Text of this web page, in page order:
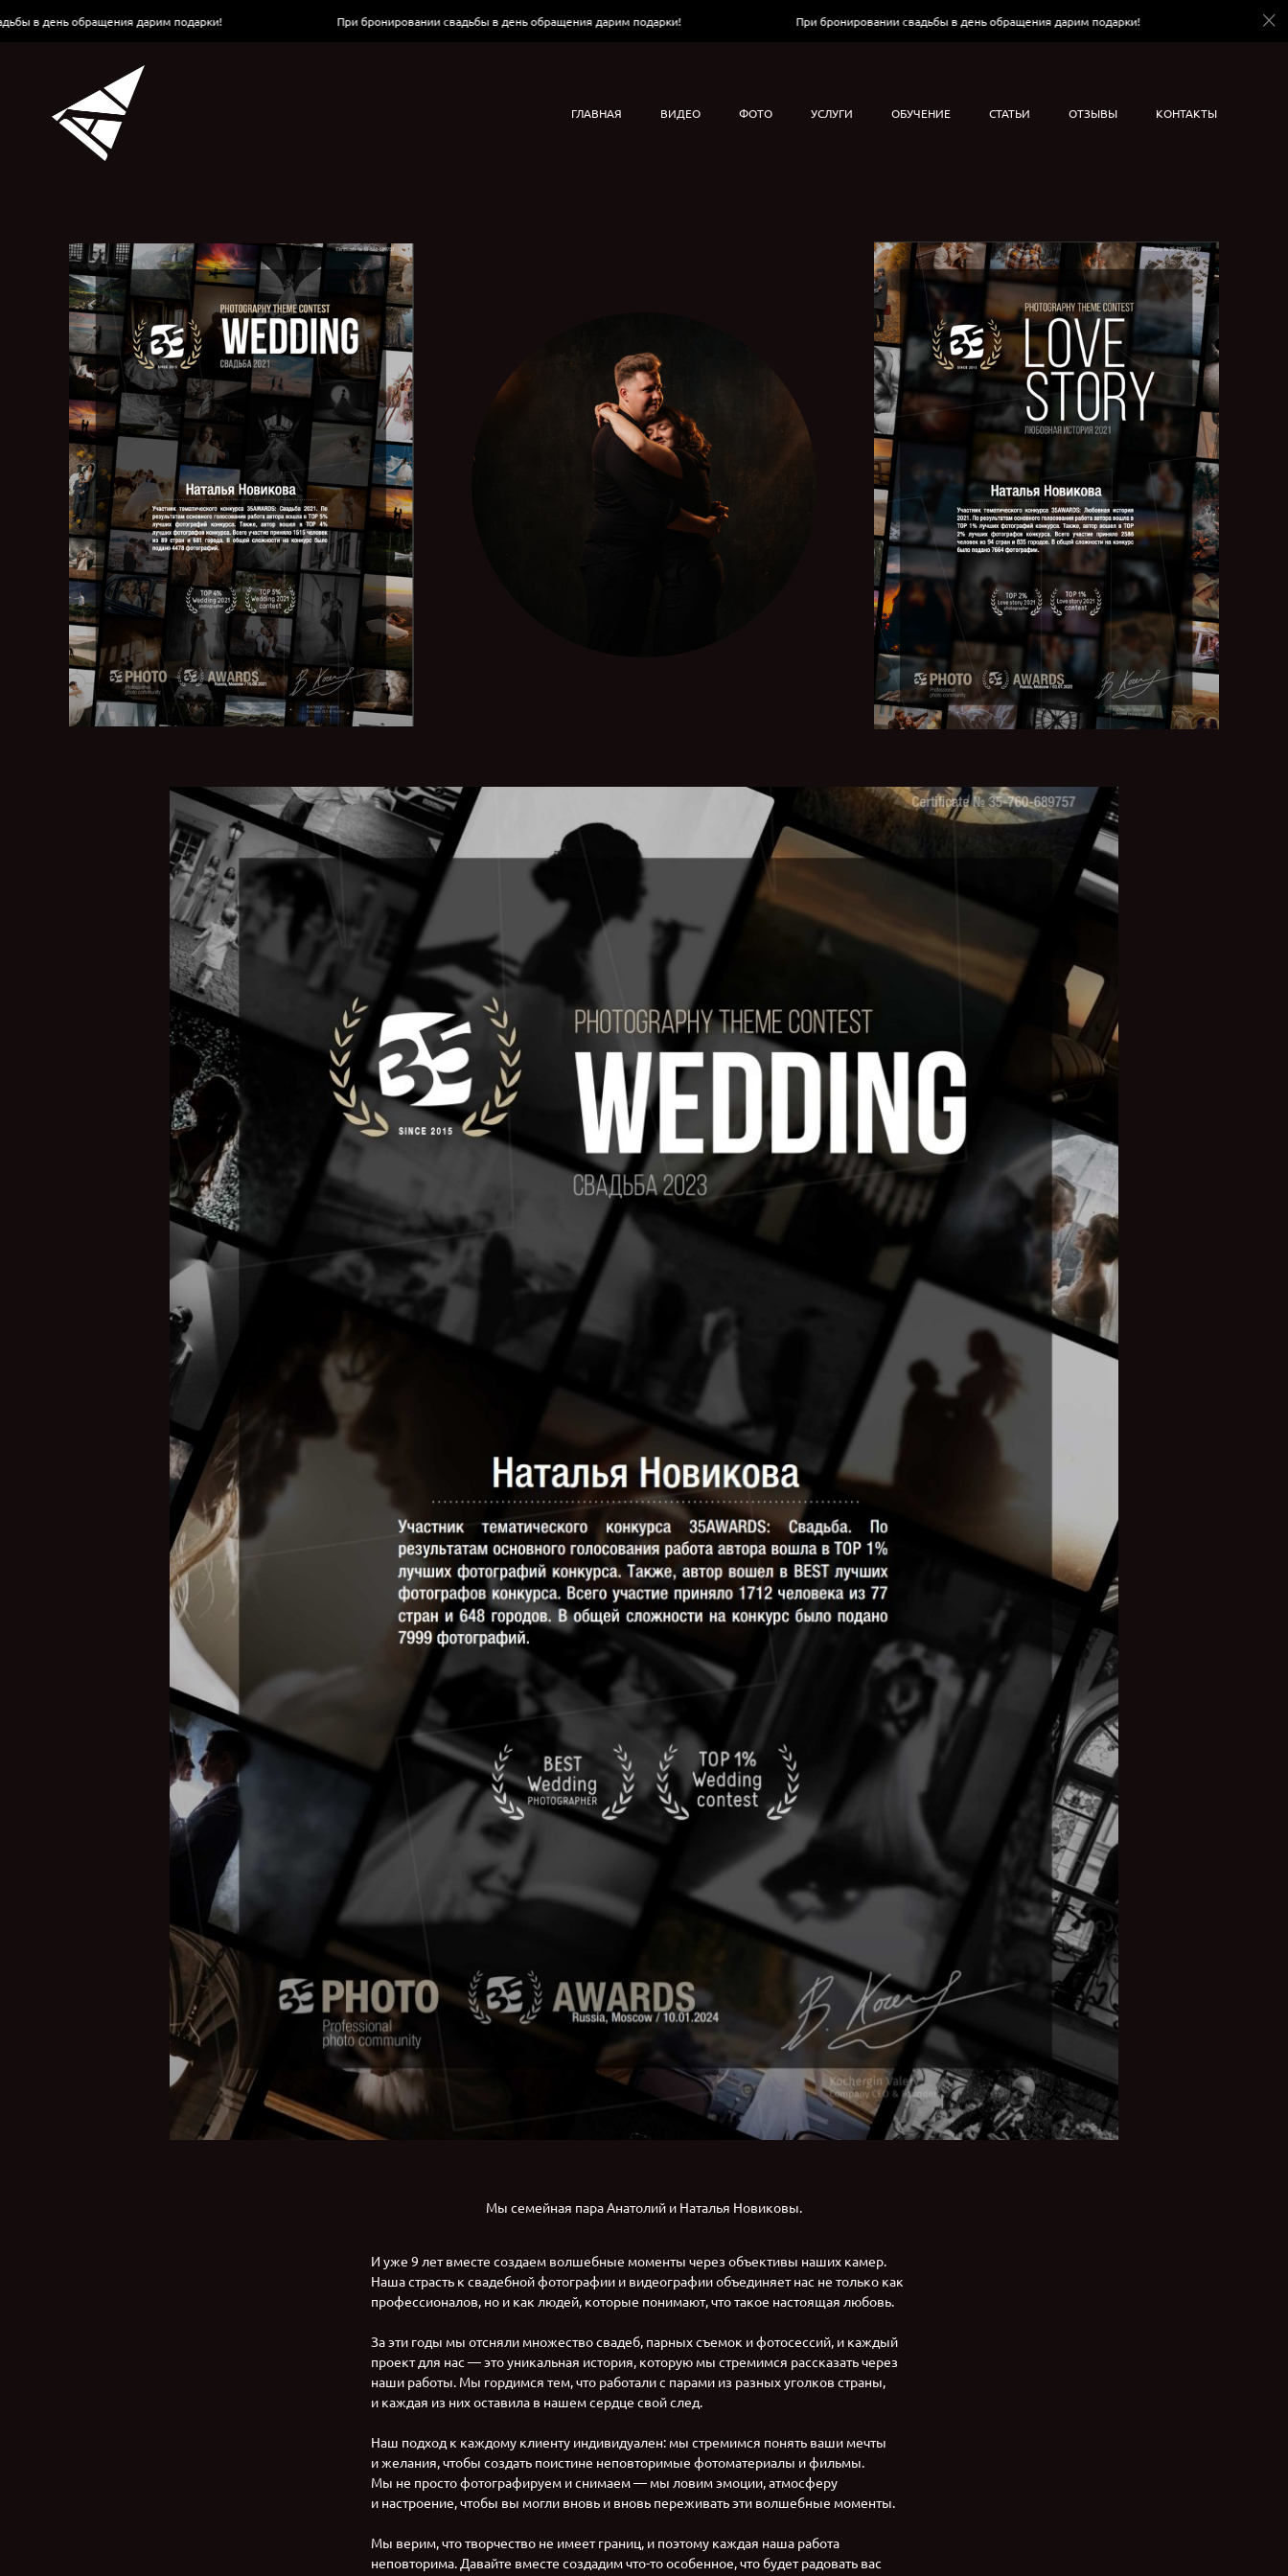
ГЛАВНАЯ ВИДЕО ФОТО УСЛУГИ ОБУЧЕНИЕ СТАТЬИ ОТЗЫВЫ КОНТАКТЫ
Мы семейная пара Анатолий и Наталья Новиковы.
И уже 9 лет вместе создаем волшебные моменты через объективы наших камер.
Наша страсть к свадебной фотографии и видеографии объединяет нас не только как
профессионалов, но и как людей, которые понимают, что такое настоящая любовь.
За эти годы мы отсняли множество свадеб, парных съемок и фотосессий, и каждый
проект для нас — это уникальная история, которую мы стремимся рассказать через
наши работы. Мы гордимся тем, что работали с парами из разных уголков страны,
и каждая из них оставила в нашем сердце свой след.
Наш подход к каждому клиенту индивидуален: мы стремимся понять ваши мечты
и желания, чтобы создать поистине неповторимые фотоматериалы и фильмы.
Мы не просто фотографируем и снимаем — мы ловим эмоции, атмосферу
и настроение, чтобы вы могли вновь и вновь переживать эти волшебные моменты.
Мы верим, что творчество не имеет границ, и поэтому каждая наша работа
неповторима. Давайте вместе создадим что-то особенное, что будет радовать вас
обращения дарим подарки! При бронировании свадьбы в день обращения дарим подарки! При бронировании свадьбы в день обращения дарим подарки! При